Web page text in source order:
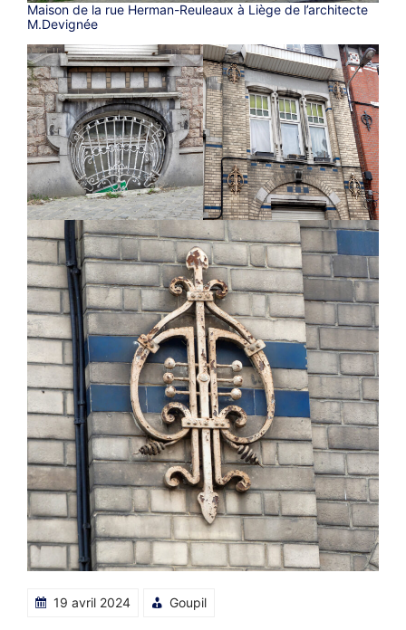
Maison de la rue Herman-Reuleaux à Liège de l’architecte
M.Devignée
19 avril 2024 Goupil